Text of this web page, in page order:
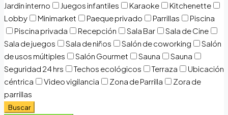
Jardin interno
Juegos infantiles Karaoke
Kitchenette
Lobby
Minimarket Paeque privado Parrillas
Piscina
Piscina privada
Recepción Sala Bar
Sala de Cine
Sala de juegos
Sala de niños Salón de coworking
Salón
de usos múltiples
Salón Gourmet Sauna
Sauna
Seguridad 24 hrs
Techos ecológicos Terraza
Ubicación
céntrica
Video vigilancia Zona de Parrilla
Zora de
parrillas
Buscar